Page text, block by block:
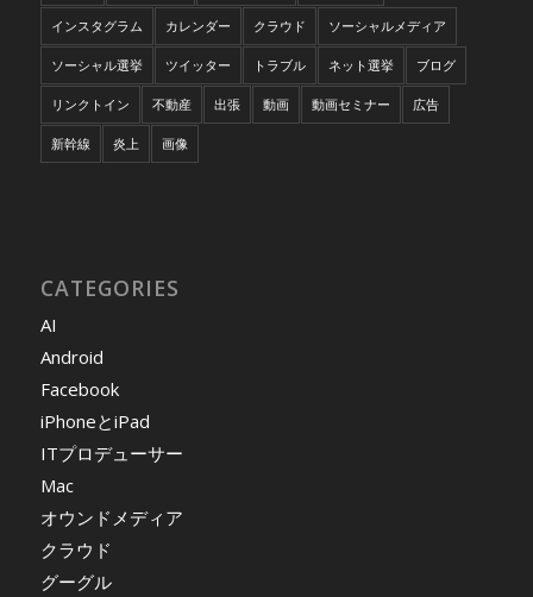
インスタグラム カレンダー クラウド ソーシャルメディア
ソーシャル選挙 ツイッター トラブル ネット選挙 ブログ
リンクトイン 不動産 出張 動画 動画セミナー 広告
新幹線 炎上 画像
CATEGORIES
AI
Android
Facebook
iPhoneとiPad
ITプロデューサー
Mac
オウンドメディア
クラウド
グーグル